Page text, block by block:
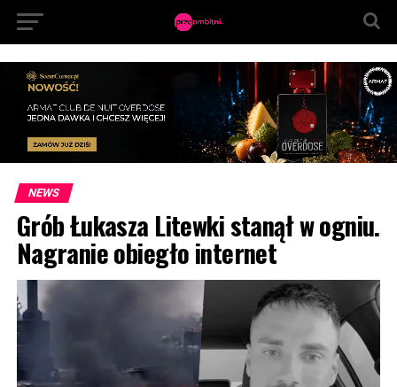
NEWS
Grób Łukasza Litewki stanął w ogniu.
Nagranie obiegło internet